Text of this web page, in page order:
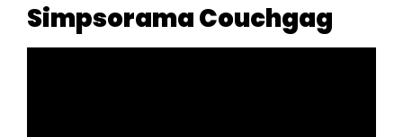
Simpsorama Couchgag